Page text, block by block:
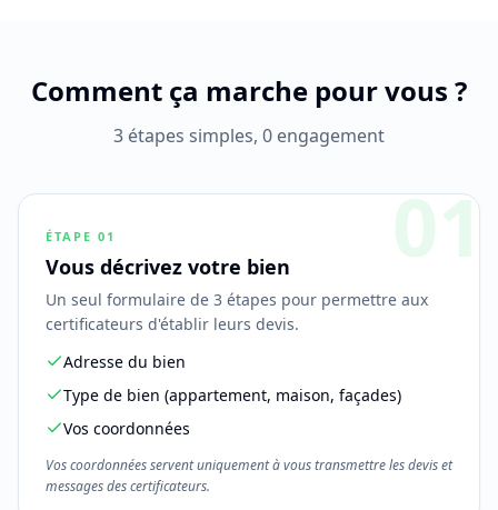
Comment ça marche pour vous ?
3 étapes simples, 0 engagement
01
ÉTAPE 01
Vous décrivez votre bien
Un seul formulaire de 3 étapes pour permettre aux
certificateurs d'établir leurs devis.
Adresse du bien
Type de bien (appartement, maison, façades)
Vos coordonnées
Vos coordonnées servent uniquement à vous transmettre les devis et
messages des certificateurs.